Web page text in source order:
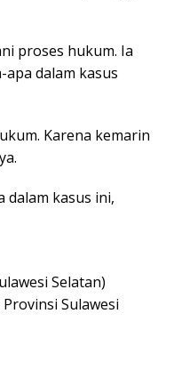
proses hukum. Ia
dalam kasus
Karena kemarin
dalam kasus ini,
Selatan)
Sulawesi